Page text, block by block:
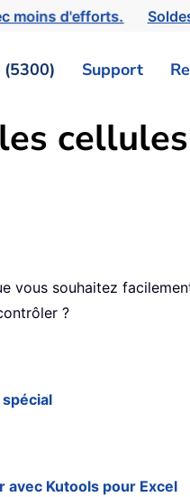
moins d'efforts.
Support
vous souhaitez
?
Kutools pour Excel